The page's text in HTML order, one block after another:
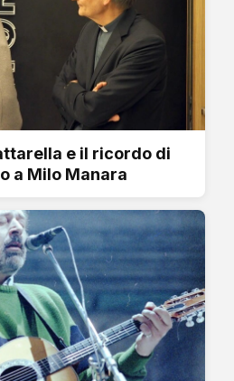
e il ricordo di
a Milo Manara